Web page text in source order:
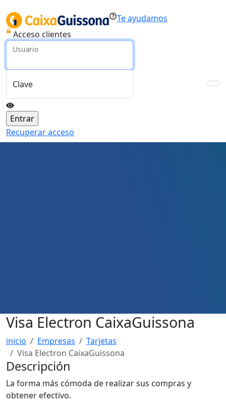
Te ayudamos
Acceso clientes
Usuario
Clave
Recuperar acceso
Visa Electron CaixaGuissona
inicio Empresas
Tarjetas
Visa Electron CaixaGuissona
Descripción
La forma más cómoda de realizar sus compras y
obtener efectivo.